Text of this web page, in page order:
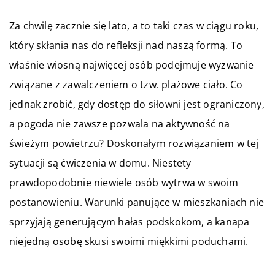
Za chwilę zacznie się lato, a to taki czas w ciągu roku,
który skłania nas do refleksji nad naszą formą. To
właśnie wiosną najwięcej osób podejmuje wyzwanie
związane z zawalczeniem o tzw. plażowe ciało. Co
jednak zrobić, gdy dostęp do siłowni jest ograniczony,
a pogoda nie zawsze pozwala na aktywność na
świeżym powietrzu? Doskonałym rozwiązaniem w tej
sytuacji są ćwiczenia w domu. Niestety
prawdopodobnie niewiele osób wytrwa w swoim
postanowieniu. Warunki panujące w mieszkaniach nie
sprzyjają generującym hałas podskokom, a kanapa
niejedną osobę skusi swoimi miękkimi poduchami.